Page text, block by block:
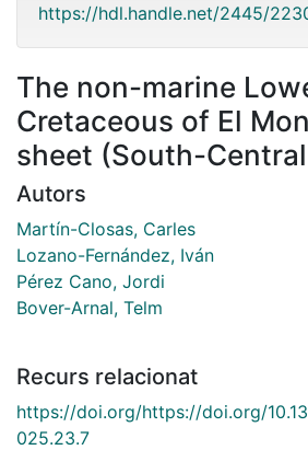
https://hdl.handle.net/2445/
The non-marine
Cretaceous of El
sheet (South-
Autors
Martín-Closas, Carles
Lozano-Fernández, Iván
Pérez Cano, Jordi
Bover-Arnal, Telm
Recurs relacionat
https://doi.org/https://doi.org/
025.23.7